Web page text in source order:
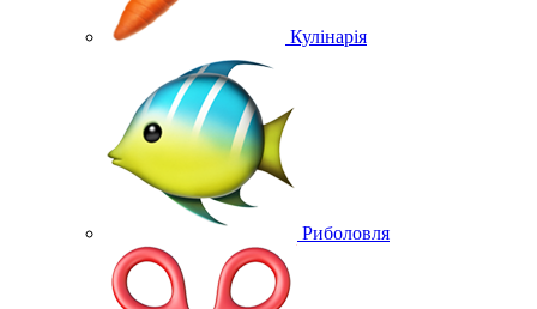
Кулінарія
Риболовля